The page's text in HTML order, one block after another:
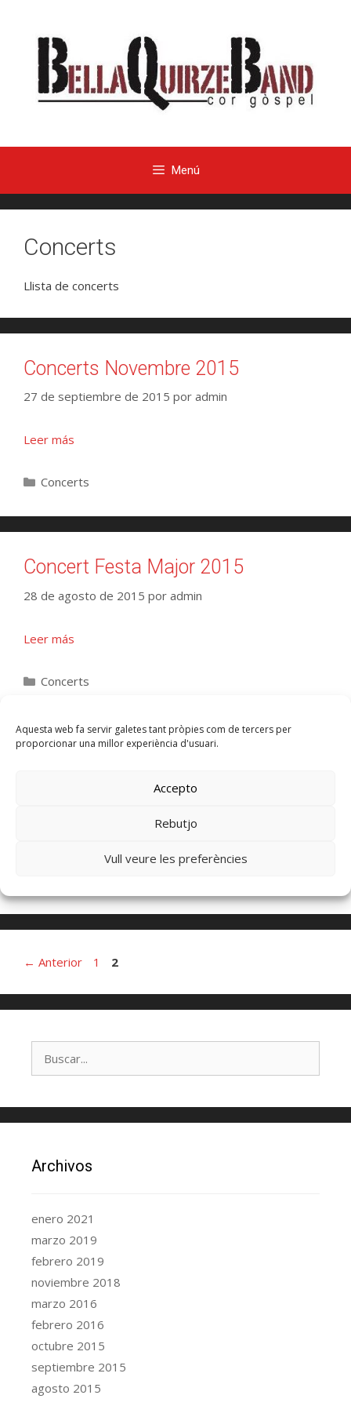
Aquesta web fa servir galetes tant pròpies com de tercers per
proporcionar una millor experiència d'usuari.
Accepto
Rebutjo
Vull veure les preferències
Menú
Concerts
Llista de concerts
Concerts Novembre 2015
27 de septiembre de 2015 por admin
Leer más
Concerts
Concert Festa Major 2015
28 de agosto de 2015 por admin
Leer más
Concerts
poradmin
← Anterior 1 2
Archivos
enero 2021
marzo 2019
febrero 2019
noviembre 2018
marzo 2016
febrero 2016
octubre 2015
septiembre 2015
agosto 2015